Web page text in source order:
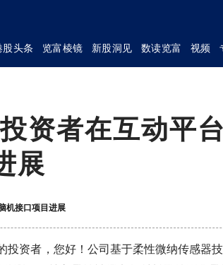
股头条 览富棱镜 新股洞见 数读览富 视频
资者在互动平
展
机接口项目进展
投资者，您好！公司基于柔性微纳传感器